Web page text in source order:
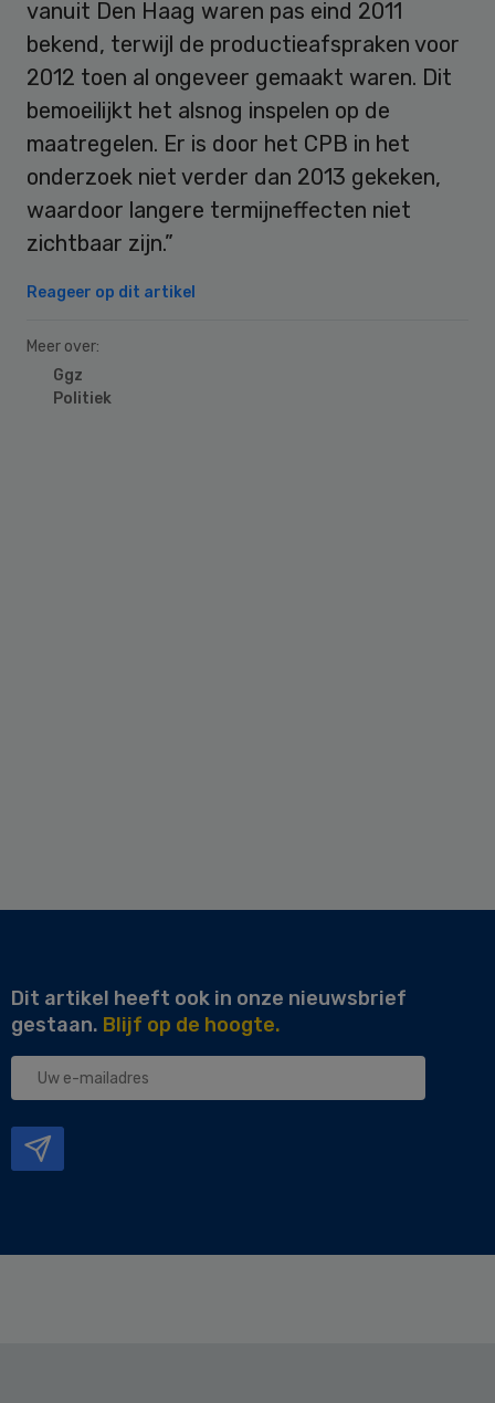
vanuit Den Haag waren pas eind 2011
bekend, terwijl de productieafspraken voor
2012 toen al ongeveer gemaakt waren. Dit
bemoeilijkt het alsnog inspelen op de
maatregelen. Er is door het CPB in het
onderzoek niet verder dan 2013 gekeken,
waardoor langere termijneffecten niet
zichtbaar zijn.”
Reageer op dit artikel
Meer over:
Ggz
Politiek
Dit artikel heeft ook in onze nieuwsbrief
gestaan. Blijf op de hoogte.
Uw